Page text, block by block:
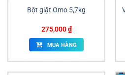
Bột giặt Omo 5,7kg
275,000₫
MUA HÀNG